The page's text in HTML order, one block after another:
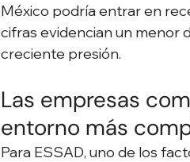
México podría entrar en
cifras evidencian un menor
creciente presión.
Las empresas
entorno más
Para ESSAD, uno de los